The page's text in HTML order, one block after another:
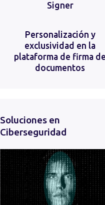
Signer
Personalización y
exclusividad en la
plataforma de firma de
documentos
Soluciones en
Ciberseguridad